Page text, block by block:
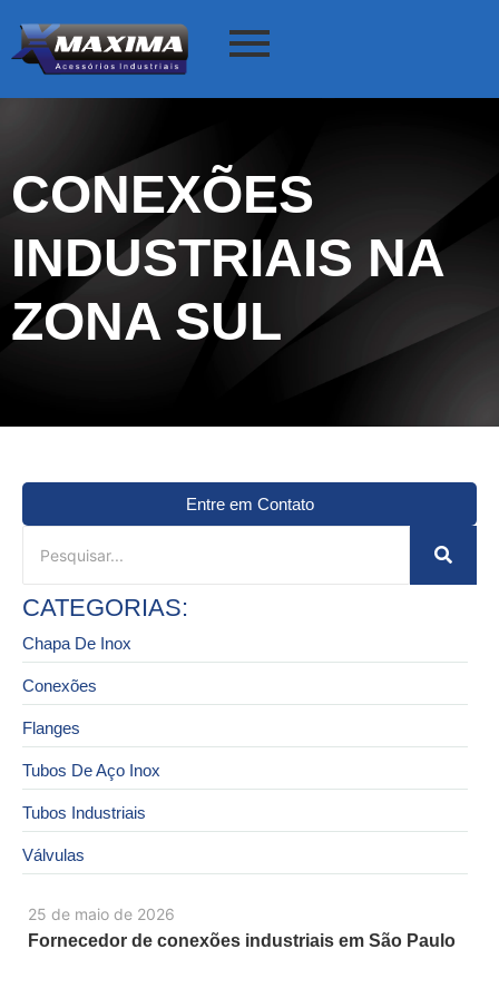
CONEXÕES
INDUSTRIAIS NA
ZONA SUL
25 de maio de 2026
Fornecedor de conexões industriais em São Paulo
Entre em Contato
CATEGORIAS:
Chapa De Inox
Conexões
Flanges
Tubos De Aço Inox
Tubos Industriais
Válvulas